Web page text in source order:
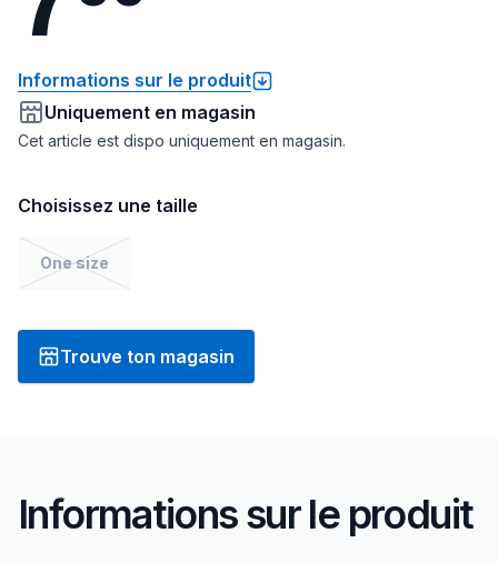
Informations sur le produit
Uniquement en magasin
Cet article est dispo uniquement en magasin.
Choisissez une taille
One size
Trouve ton magasin
Informations sur le produit